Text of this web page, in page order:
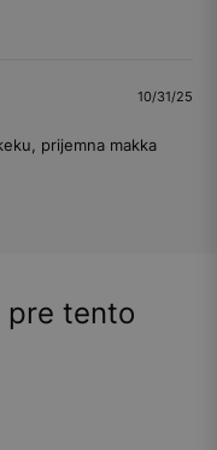
10/31/25
prijemna makka
pre tento